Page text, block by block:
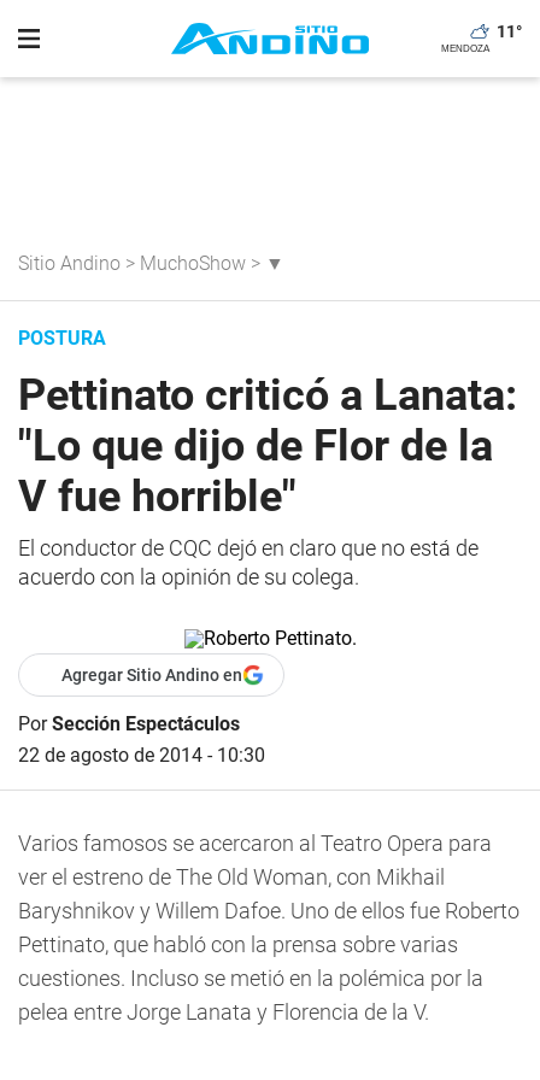
11°
Sitio Andino > MuchoShow > ▼
POSTURA
Pettinato criticó a Lanata:
"Lo que dijo de Flor de la
V fue horrible"
El conductor de CQC dejó en claro que no está de
acuerdo con la opinión de su colega.
Agregar Sitio Andino en
PorSección Espectáculos
22 de agosto de 2014 - 10:30
Varios famosos se acercaron al Teatro Opera para
ver el estreno de The Old Woman, con Mikhail
Baryshnikov y Willem Dafoe. Uno de ellos fue Roberto
Pettinato, que habló con la prensa sobre varias
cuestiones. Incluso se metió en la polémica por la
pelea entre Jorge Lanata y Florencia de la V.